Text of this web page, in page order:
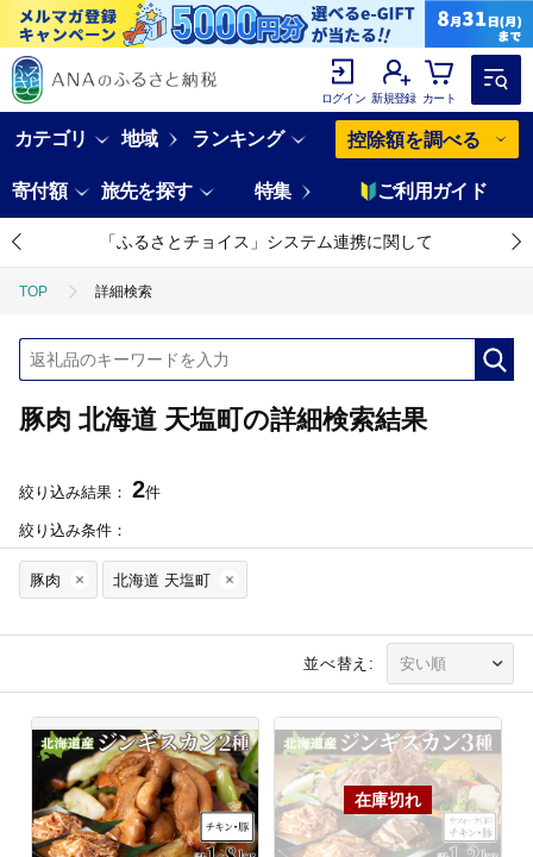
ログイン 新規登録 カート
カテゴリ 地域 ランキング 控除額を調べる
寄付額 旅先を探す 特集 ご利用ガイド
「ふるさとチョイス」システム連携に関して
TOP 詳細検索
豚肉 北海道 天塩町の詳細検索結果
絞り込み結果： 2件
絞り込み条件：
豚肉 北海道 天塩町
並べ替え: